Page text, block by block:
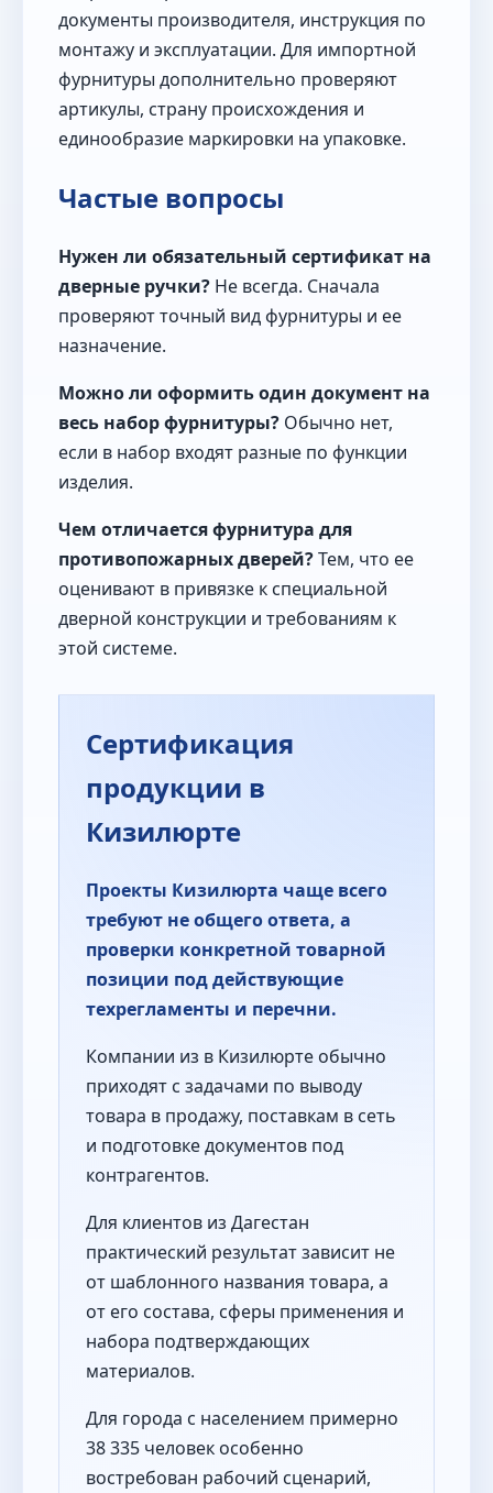
документы производителя, инструкция по
монтажу и эксплуатации. Для импортной
фурнитуры дополнительно проверяют
артикулы, страну происхождения и
единообразие маркировки на упаковке.
Частые вопросы
Нужен ли обязательный сертификат на
дверные ручки? Не всегда. Сначала
проверяют точный вид фурнитуры и ее
назначение.
Можно ли оформить один документ на
весь набор фурнитуры? Обычно нет,
если в набор входят разные по функции
изделия.
Чем отличается фурнитура для
противопожарных дверей?Тем, что ее
оценивают в привязке к специальной
дверной конструкции и требованиям к
этой системе.
Сертификация
продукции в
Кизилюрте
Проекты Кизилюрта чаще всего
требуют не общего ответа, а
проверки конкретной товарной
позиции под действующие
техрегламенты и перечни.
Компании из в Кизилюрте обычно
приходят с задачами по выводу
товара в продажу, поставкам в сеть
и подготовке документов под
контрагентов.
Для клиентов из Дагестан
практический результат зависит не
от шаблонного названия товара, а
от его состава, сферы применения и
набора подтверждающих
материалов.
Для города с населением примерно
38 335 человек особенно
востребован рабочий сценарий,